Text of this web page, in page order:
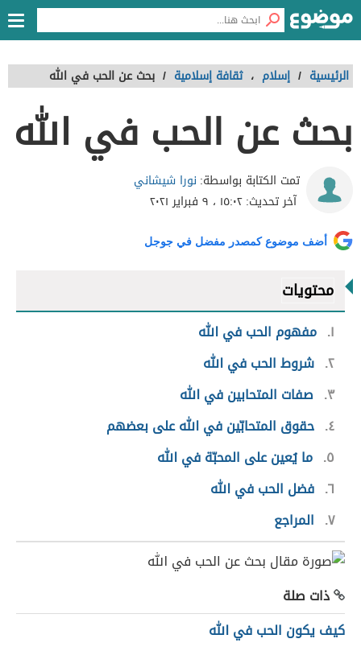
الرئيسية / إسلام ، ثقافة إسلامية / بحث عن الحب في الله
بحث عن الحب في الله
تمت الكتابة بواسطة: نورا شيشاني
آخر تحديث:١٥:٠٢ ، ٩ فبراير ٢٠٢١
أضف موضوع كمصدر مفضل في جوجل
محتويات
١ مفهوم الحب في الله
٢ شروط الحب في الله
٣
صفات المتحابين في الله
٤ حقوق المتحابّين في الله على بعضهم
٥ ما يُعين على المحبّة في الله
٦ فضل الحب في الله
٧ المراجع
ذات صلة
كيف يكون الحب في الله